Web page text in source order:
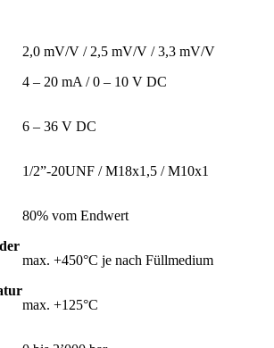
2,0 mV/V / 2,5 mV/V / 3,3 mV/V
4 – 20 mA / 0 – 10 V DC
6 – 36 V DC
1/2”-20UNF / M18x1,5 / M10x1
80% vom Endwert
max. +450°C je nach Füllmedium
max. +125°C